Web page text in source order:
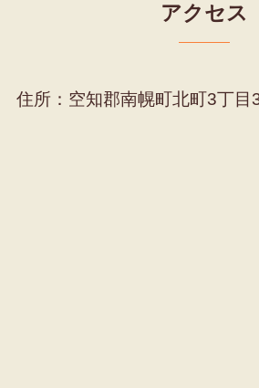
アクセス
住所：空知郡南幌町北町3丁目